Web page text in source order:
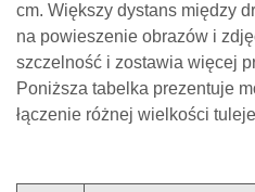
cm. Większy dystans między
na powieszenie obrazów i
szczelność i zostawia więcej
Poniższa tabelka prezentuje
łączenie różnej wielkości